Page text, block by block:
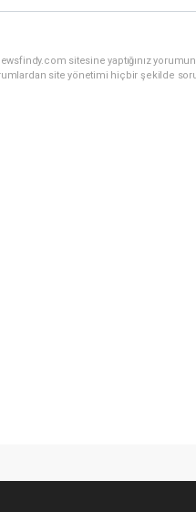
sitesine yaptığınız
site yönetimi hiçbir şekilde